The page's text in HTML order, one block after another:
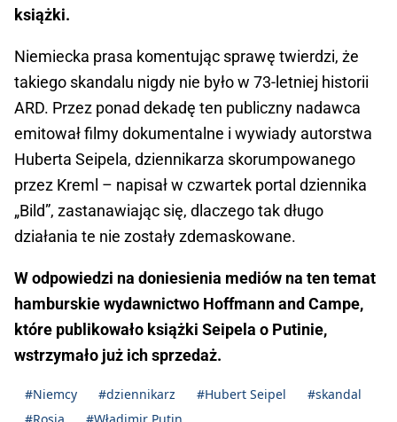
książki.
Niemiecka prasa komentując sprawę twierdzi, że
takiego skandalu nigdy nie było w 73-letniej historii
ARD. Przez ponad dekadę ten publiczny nadawca
emitował filmy dokumentalne i wywiady autorstwa
Huberta Seipela, dziennikarza skorumpowanego
przez Kreml – napisał w czwartek portal dziennika
„Bild”, zastanawiając się, dlaczego tak długo
działania te nie zostały zdemaskowane.
W odpowiedzi na doniesienia mediów na ten temat
hamburskie wydawnictwo Hoffmann and Campe,
które publikowało książki Seipela o Putinie,
wstrzymało już ich sprzedaż.
#Niemcy #dziennikarz #Hubert Seipel
#skandal